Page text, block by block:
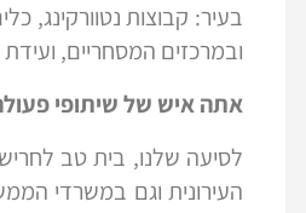
בעיר: קבוצות נטוורקינג,
ובמרכזים המסחריים, ועידת
אתה איש של שיתופי
לסיעה שלנו, בית טב לחריש
העירונית וגם במשרדי